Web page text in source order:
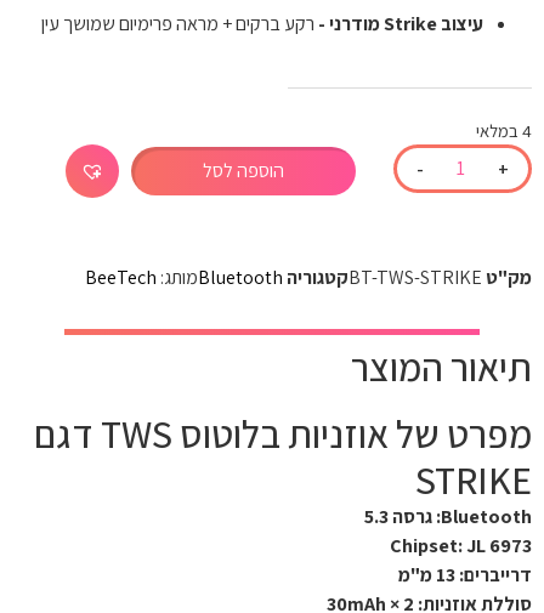
עיצוב Strike מודרני -
רקע ברקים + מראה פרימיום שמושך עין
4 במלאי
+
- הוספה לסל
מק"ט BT-TWS-STRIKEקטגוריה Bluetoothמותג: BeeTech
תיאור המוצר
מפרט של אוזניות בלוטוס TWS דגם
STRIKE
Bluetooth: גרסה 5.3
Chipset: JL 6973
דרייברים: 13 מ"מ
סוללת אוזניות: 30mAh × 2